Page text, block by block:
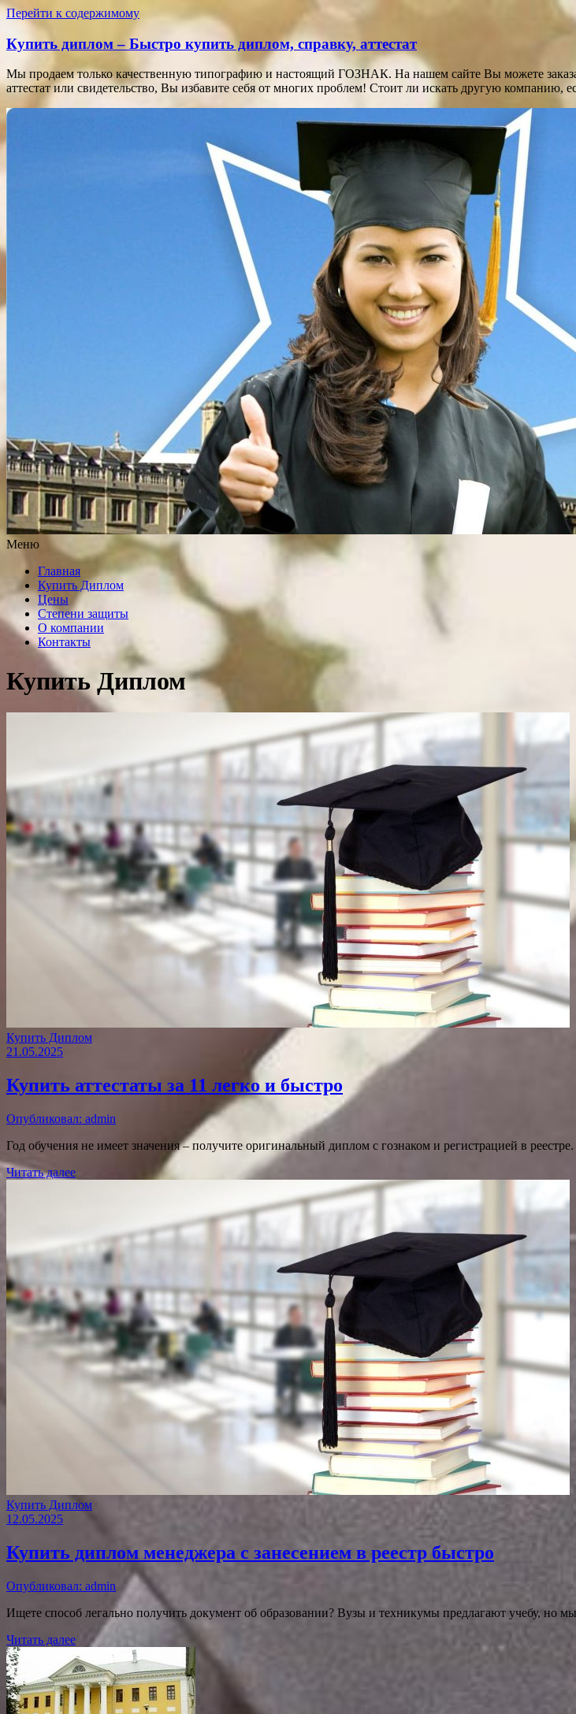
Перейти к содержимому
Купить диплом – Быстро купить диплом, справку, аттестат
Мы продаем только качественную типографию и настоящий ГОЗНАК. На нашем сайте Вы можете
аттестат или свидетельство, Вы избавите себя от многих проблем! Стоит ли искать другую компанию,
Меню
Главная
Купить Диплом
Цены
Степени защиты
О компании
Контакты
Купить Диплом
Купить Диплом
21.05.2025
Купить аттестаты за 11 легко и быстро
Опубликовал: admin
Год обучения не имеет значения – получите оригинальный диплом с гознаком и регистрацией в
Читать далее
Купить Диплом
12.05.2025
Купить диплом менеджера с занесением в реестр быстро
Опубликовал: admin
Ищете способ легально получить документ об образовании? Вузы и техникумы предлагают учебу, но
Читать далее